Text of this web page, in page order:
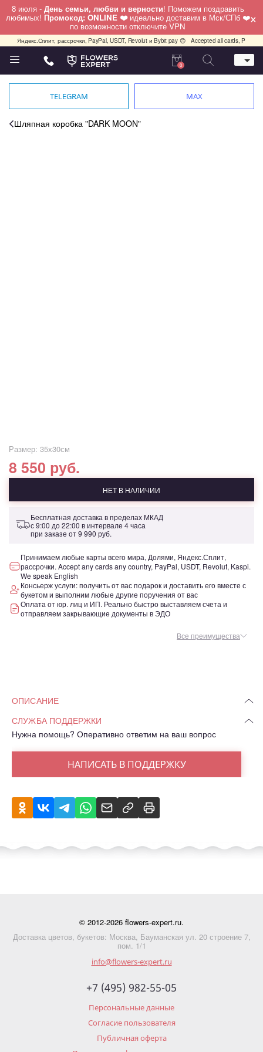
8 июля - День семьи, любви и верности! Поможем поздравить
любимых! Промокод: ONLINE ❤️ идеально доставим в Мск/СПб ❤️
по возможности отключите VPN ×
Яндекс.Сплит, рассрочки, PayPal, USDT, Revolut и Bybit pay 😊 Accepted all cards,
Телефон
+7 (495) 982-55-05
0
TELEGRAM MAX
Шляпная коробка "DARK MOON"
Размер: 35х30см
8 550 руб.
НЕТ В НАЛИЧИИ
Бесплатная доставка в пределах МКАД
с 9:00 до 22:00 в интервале 4 часа
при заказе от9 990 руб.
Принимаем любые карты всего мира, Долями, Яндекс.Сплит,
рассрочки. Accept any cards any country, PayPal, USDT, Revolut, Kaspi.
We speak English
Консьерж услуги: получить от вас подарок и доставить его вместе с
букетом и выполним любые другие поручения от вас
Оплата от юр. лиц и ИП. Реально быстро выставляем счета и
отправляем закрывающие документы в ЭДО
Все преимущества
ОПИСАНИЕ
СЛУЖБА ПОДДЕРЖКИ
Нужна помощь? Оперативно ответим на ваш вопрос
НАПИСАТЬ В ПОДДЕРЖКУ
© 2012-2026 flowers-expert.ru.
Доставка цветов, букетов: Москва, Бауманская ул. 20 строение 7,
пом. 1/1
info@flowers-expert.ru
+7 (495) 982-55-05
Персональные данные
Согласие пользователя
Публичная оферта